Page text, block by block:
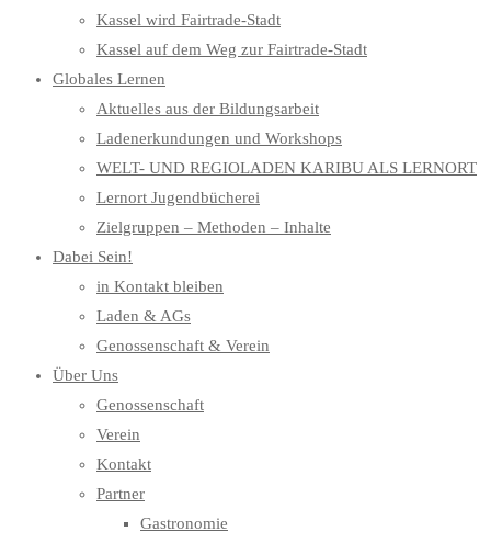
Kassel wird Fairtrade-Stadt
Kassel auf dem Weg zur Fairtrade-Stadt
Globales Lernen
Aktuelles aus der Bildungsarbeit
Ladenerkundungen und Workshops
WELT- UND REGIOLADEN KARIBU ALS LERNORT
Lernort Jugendbücherei
Zielgruppen – Methoden – Inhalte
Dabei Sein!
in Kontakt bleiben
Laden & AGs
Genossenschaft & Verein
Über Uns
Genossenschaft
Verein
Kontakt
Partner
Gastronomie